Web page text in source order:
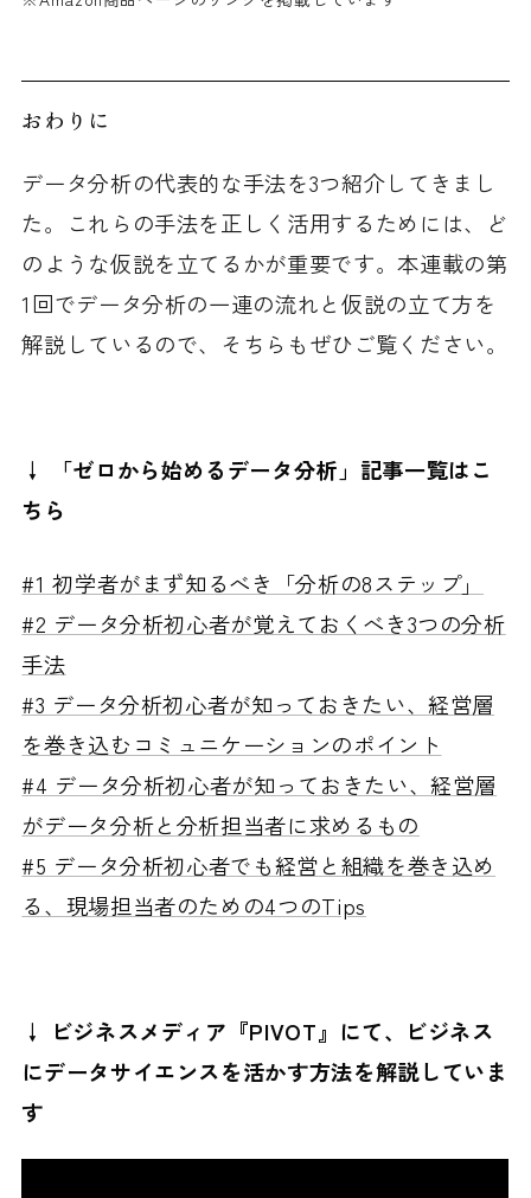
おわりに
データ分析の代表的な手法を3つ紹介してきまし
た。これらの手法を正しく活用するためには、ど
のような仮説を立てるかが重要です。本連載の第
1回でデータ分析の一連の流れと仮説の立て方を
解説しているので、そちらもぜひご覧ください。
↓ 「ゼロから始めるデータ分析」記事一覧はこ
ちら
#1 初学者がまず知るべき「分析の8ステップ」
#2 データ分析初心者が覚えておくべき3つの分析
手法
#3 データ分析初心者が知っておきたい、経営層
を巻き込むコミュニケーションのポイント
#4 データ分析初心者が知っておきたい、経営層
がデータ分析と分析担当者に求めるもの
#5 データ分析初心者でも経営と組織を巻き込め
る、現場担当者のための4つのTips
↓ ビジネスメディア『PIVOT』にて、ビジネス
にデータサイエンスを活かす方法を解説していま
す